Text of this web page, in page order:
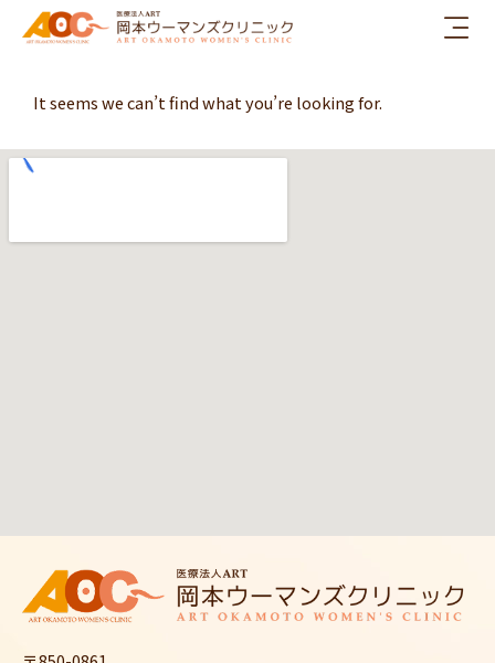
ッ
It seems we can’t find what you’re looking for.